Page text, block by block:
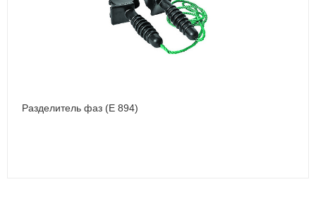
Разделитель фаз (E 894)